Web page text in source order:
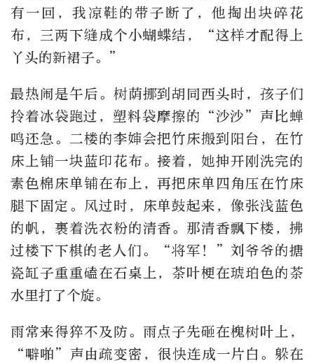
有一回，我凉鞋的带子断了，他掏出块碎花
布，三两下缝成个小蝴蝶结，“这样才配得上
丫头的新裙子。”
最热闹是午后。树荫挪到胡同西头时，孩子们
拎着冰袋跑过，塑料袋摩擦的“沙沙”声比蝉
鸣还急。二楼的李婶会把竹床搬到阳台，在竹
床上铺一块蓝印花布。接着，她抻开刚洗完的
素色棉床单铺在布上，再把床单四角压在竹床
腿下固定。风过时，床单鼓起来，像张浅蓝色
的帆，裹着洗衣粉的清香。那清香飘下楼，拂
过楼下下棋的老人们。“将军！”刘爷爷的搪
瓷缸子重重磕在石桌上，茶叶梗在琥珀色的茶
水里打了个旋。
雨常来得猝不及防。雨点子先砸在槐树叶上，
“噼啪”声由疏变密，很快连成一片白。躲在